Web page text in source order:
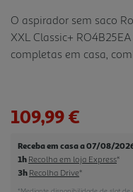
para
a
página.
O aspirador sem saco
XXL Classic+
completas em casa,
enquanto a tecnologia
depósito XXL de 2,5 L é
limpar mais área antes
109,99 €
Receba em casa a 07/08/
1h Recolha em loja Express*
3h Recolha Drive*